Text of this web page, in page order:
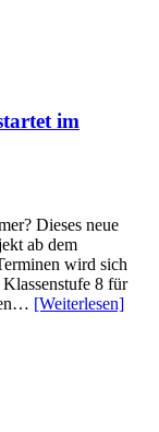
im
Dieses neue
ab dem
wird sich
8 für
[Weiterlesen]